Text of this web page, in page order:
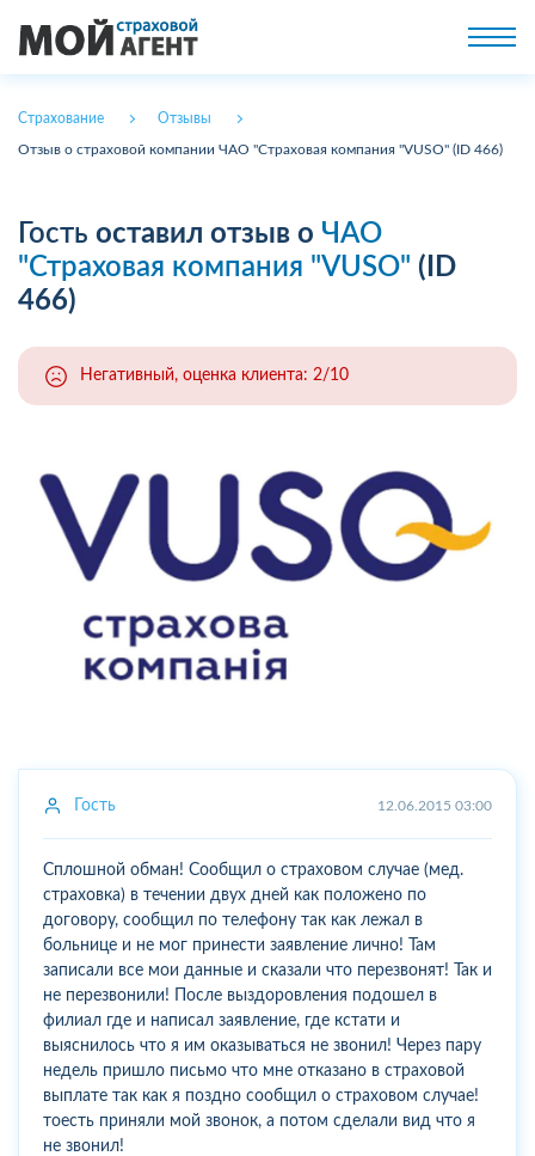
Страхование Отзывы
Отзыв о страховой компании ЧАО "Страховая компания "VUSO" (ID 466)
Гость оставил отзыв о ЧАО
"Страховая компания "VUSO" (ID
466)
Негативный, оценка клиента: 2/10
Гость 12.06.2015 03:00
Сплошной обман! Сообщил о страховом случае (мед.
страховка) в течении двух дней как положено по
договору, сообщил по телефону так как лежал в
больнице и не мог принести заявление лично! Там
записали все мои данные и сказали что перезвонят! Так и
не перезвонили! После выздоровления подошел в
филиал где и написал заявление, где кстати и
выяснилось что я им оказываться не звонил! Через пару
недель пришло письмо что мне отказано в страховой
выплате так как я поздно сообщил о страховом случае!
тоесть приняли мой звонок, а потом сделали вид что я
не звонил!